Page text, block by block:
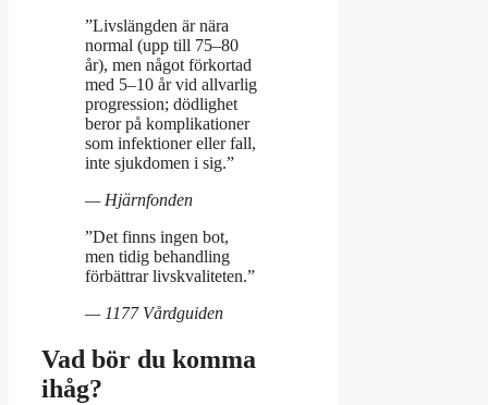
”Livslängden är nära
normal (upp till 75–80
år), men något förkortad
med 5–10 år vid allvarlig
progression; dödlighet
beror på komplikationer
som infektioner eller fall,
inte sjukdomen i sig.”
— Hjärnfonden
”Det finns ingen bot,
men tidig behandling
förbättrar livskvaliteten.”
— 1177 Vårdguiden
Vad bör du komma
ihåg?